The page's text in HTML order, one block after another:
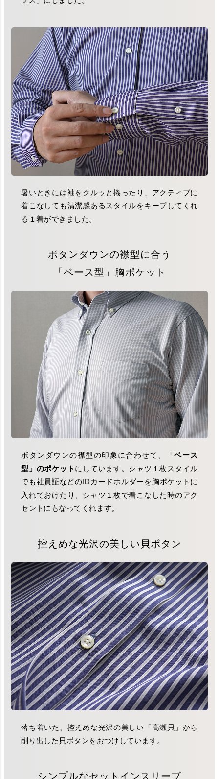
暑いときには袖をクルッと捲ったり、アクティブに
着こなしても清潔感あるスタイルをキープしてくれ
る１着ができました。
ボタンダウンの襟型に合う
「ベース型」胸ポケット
ボタンダウンの襟型の印象に合わせて、
「ベース
型」のポケット にしています。シャツ１枚スタイル
でも社員証などのIDカードホルダーを胸ポケットに
入れておけたり、シャツ１枚で着こなした時のアク
セントにもなってくれます。
控えめな光沢の美しい貝ボタン
落ち着いた、控えめな光沢の美しい「高瀬貝」から
削り出した貝ボタンをおつけしています。
シンプルなセットインスリーブ